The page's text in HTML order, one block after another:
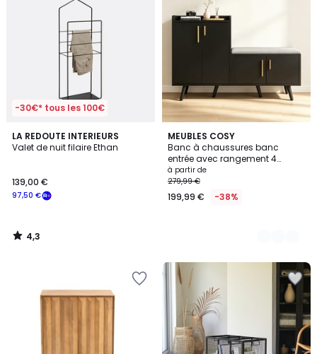
-30€* tous les 100€
LA REDOUTE INTERIEURS
Valet de nuit filaire Ethan
97,50 €
139,00 €
4,3
/ 5
4,3
/
MEUBLES COSY
Banc à chaussures banc
entrée avec rangement 4
portes, NESTERB
à partir de
279,99 €
199,99 € -38%
2
Couleurs